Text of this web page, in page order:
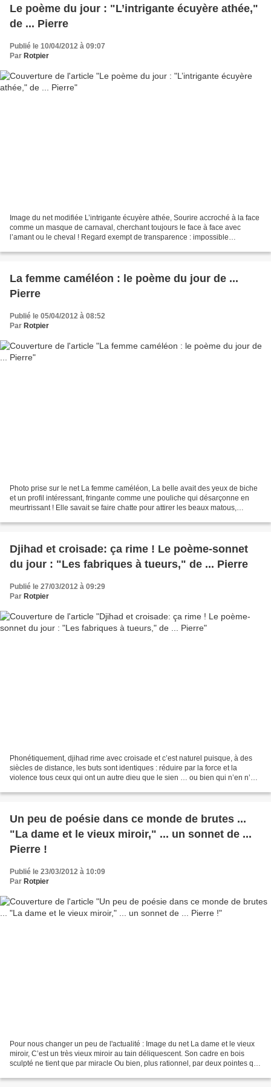
Le poème du jour : "L’intrigante écuyère athée,"
de ... Pierre
Publié le 10/04/2012 à 09:07
Par Rotpier
Image du net modifiée L’intrigante écuyère athée, Sourire accroché à la face
comme un masque de carnaval, cherchant toujours le face à face avec
l’amant ou le cheval ! Regard exempt de transparence : impossible
La femme caméléon : le poème du jour de ...
Pierre
Publié le 05/04/2012 à 08:52
Par Rotpier
Photo prise sur le net La femme caméléon, La belle avait des yeux de biche
et un profil intéressant, fringante comme une pouliche qui désarçonne en
meurtrissant ! Elle savait se faire chatte pour attirer les beaux matous,
Djihad et croisade: ça rime ! Le poème-sonnet
du jour : "Les fabriques à tueurs," de ... Pierre
Publié le 27/03/2012 à 09:29
Par Rotpier
Phonétiquement, djihad rime avec croisade et c’est naturel puisque, à des
siècles de distance, les buts sont identiques : réduire par la force et la
violence tous ceux qui ont un autre dieu que le sien … ou bien qui n’en n’ont
Un peu de poésie dans ce monde de brutes ...
"La dame et le vieux miroir," ... un sonnet de ...
Pierre !
Publié le 23/03/2012 à 10:09
Par Rotpier
Pour nous changer un peu de l'actualité : Image du net La dame et le vieux
miroir, C’est un très vieux miroir au tain déliquescent. Son cadre en bois
sculpté ne tient que par miracle Ou bien, plus rationnel, par deux pointes qui